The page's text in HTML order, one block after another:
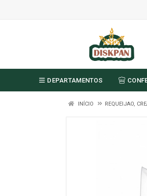
DEPARTAMENTOS
INÍCIO REQUEIJAO,